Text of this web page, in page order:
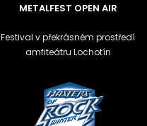
METALFEST OPEN AIR
Festival v překrásném prostředí
amfiteátru Lochotín